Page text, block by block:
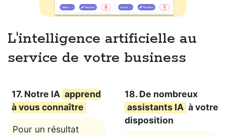
L'intelligence artificielle au
service de votre business
17. Notre IA apprend
à vous connaître
Pour un résultat
18. De nombreux
assistants IA à votre
disposition